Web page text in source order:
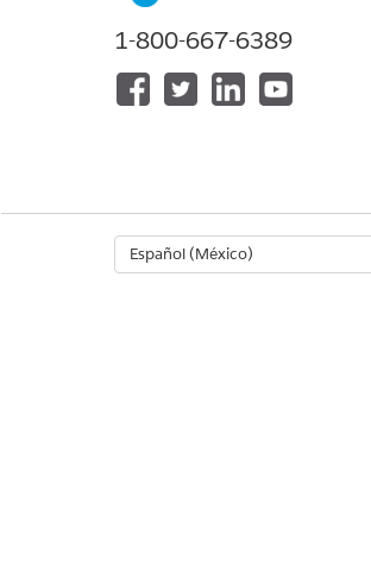
Si
¿RESOLVIÓ
¡Háganos
1-800-667-6389
Español (México)